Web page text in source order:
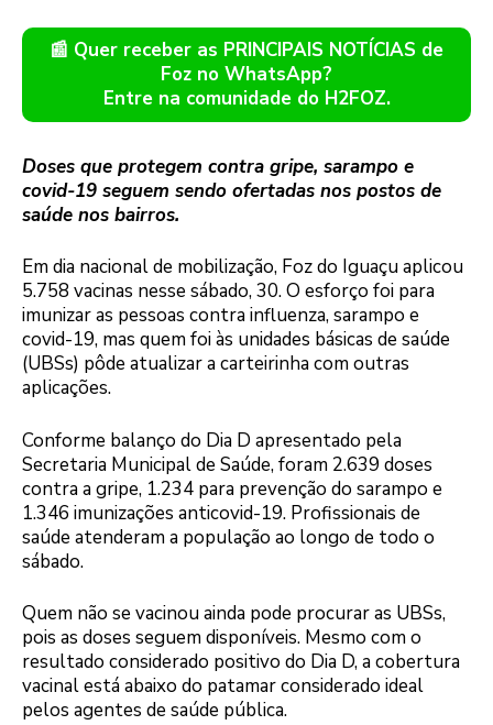
📰 Quer receber as PRINCIPAIS NOTÍCIAS de
Foz no WhatsApp?
Entre na comunidade do H2FOZ.
Doses que protegem contra gripe, sarampo e
covid-19 seguem sendo ofertadas nos postos de
saúde nos bairros.
Em dia nacional de mobilização, Foz do Iguaçu aplicou
5.758 vacinas nesse sábado, 30. O esforço foi para
imunizar as pessoas contra influenza, sarampo e
covid-19, mas quem foi às unidades básicas de saúde
(UBSs) pôde atualizar a carteirinha com outras
aplicações.
Conforme balanço do Dia D apresentado pela
Secretaria Municipal de Saúde, foram 2.639 doses
contra a gripe, 1.234 para prevenção do sarampo e
1.346 imunizações anticovid-19. Profissionais de
saúde atenderam a população ao longo de todo o
sábado.
Quem não se vacinou ainda pode procurar as UBSs,
pois as doses seguem disponíveis. Mesmo com o
resultado considerado positivo do Dia D, a cobertura
vacinal está abaixo do patamar considerado ideal
pelos agentes de saúde pública.